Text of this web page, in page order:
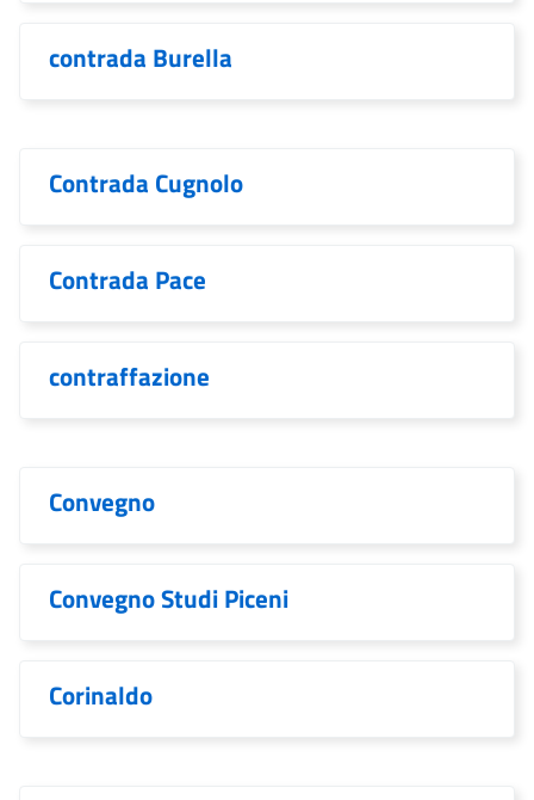
contrada Burella
Contrada Cugnolo
Contrada Pace
contraffazione
Convegno
Convegno Studi Piceni
Corinaldo